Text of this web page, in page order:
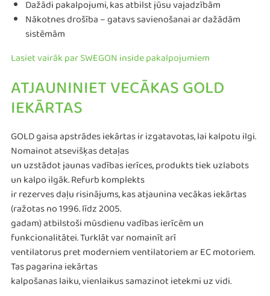
Dažādi pakalpojumi, kas atbilst jūsu vajadzībām
Nākotnes drošība – gatavs savienošanai ar dažādām
sistēmām
Lasiet vairāk par SWEGON inside pakalpojumiem
ATJAUNINIET VECĀKAS GOLD
IEKĀRTAS
GOLD gaisa apstrādes iekārtas ir izgatavotas, lai kalpotu ilgi.
Nomainot atsevišķas detaļas
un uzstādot jaunas vadības ierīces, produkts tiek uzlabots
un kalpo ilgāk. Refurb komplekts
ir rezerves daļu risinājums, kas atjaunina vecākas iekārtas
(ražotas no 1996. līdz 2005.
gadam) atbilstoši mūsdienu vadības ierīcēm un
funkcionalitātei. Turklāt var nomainīt arī
ventilatorus pret moderniem ventilatoriem ar EC motoriem.
Tas pagarina iekārtas
kalpošanas laiku, vienlaikus samazinot ietekmi uz vidi.